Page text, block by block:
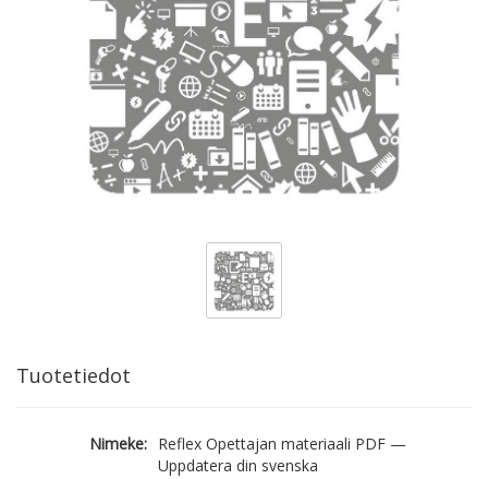
Tuotetiedot
Nimeke: Reflex Opettajan materiaali PDF —
Uppdatera din svenska